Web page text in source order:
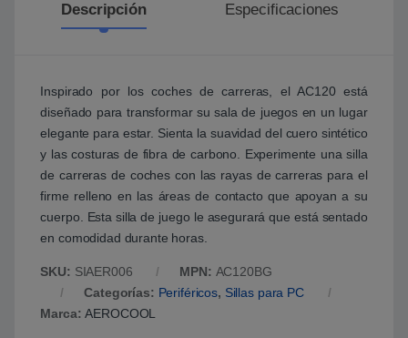
Descripción Especificaciones
Inspirado por los coches de carreras, el AC120 está
diseñado para transformar su sala de juegos en un lugar
elegante para estar. Sienta la suavidad del cuero sintético
y las costuras de fibra de carbono. Experimente una silla
de carreras de coches con las rayas de carreras para el
firme relleno en las áreas de contacto que apoyan a su
cuerpo. Esta silla de juego le asegurará que está sentado
en comodidad durante horas.
SKU: SIAER006 MPN: AC120BG
Categorías: Periféricos, Sillas para PC
Marca:AEROCOOL